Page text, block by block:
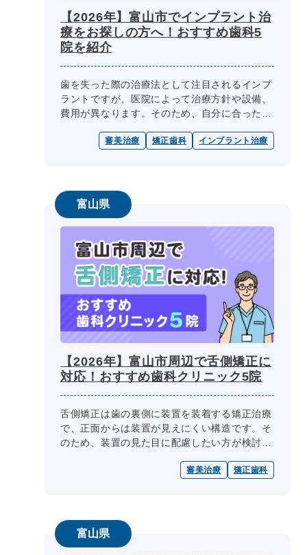
【2026年】富山市でインプラント治
療をお探しの方へ！おすすめ歯科5
院を紹介
歯を失った際の治療法として注目されるインプ
ラントですが、医院によって治療方針や設備、
費用が異なります。そのため、自分に合った歯
は、富山市でインプラント治療を検...
審美治療 矯正歯科 インプラント治療
富山県
【2026年】富山市周辺で舌側矯正に
対応！おすすめ歯科クリニック5院
舌側矯正は歯の裏側に装置を装着する矯正治療
で、正面からは装置が見えにくい構造です。そ
のため、装置の見た目に配慮したい方が検討す
歯磨きなどに慣れる必要があり、症...
審美治療 矯正歯科
富山県